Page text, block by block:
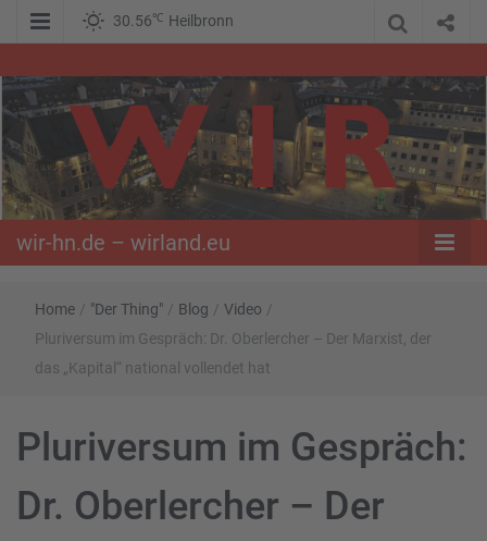
30.56℃ Heilbronn
wir-hn.de –
wirland.eu
wir-hn.de – wirland.eu
Home / "Der Thing" / Blog / Video /
Pluriversum im Gespräch: Dr. Oberlercher – Der Marxist, der
das „Kapital“ national vollendet hat
Pluriversum im Gespräch:
Dr. Oberlercher – Der